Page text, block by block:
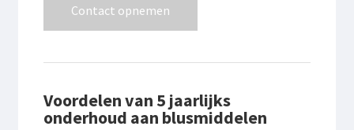
Contact opnemen
Voordelen van 5 jaarlijks
onderhoud aan blusmiddelen